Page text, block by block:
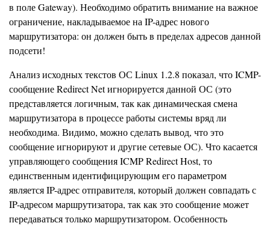
в поле Gateway). Необходимо обратить внимание на важное
ограничение, накладываемое на IP-адрес нового
маршрутизатора: он должен быть в пределах адресов данной
подсети!
Анализ исходных текстов ОС Linux 1.2.8 показал, что ICMP-
сообщение Redirect Net игнорируется данной ОС (это
представляется логичным, так как динамическая смена
маршрутизатора в процессе работы системы вряд ли
необходима. Видимо, можно сделать вывод, что это
сообщение игнорируют и другие сетевые ОС). Что касается
управляющего сообщения ICMP Redirect Host, то
единственным идентифицирующим его параметром
является IP-адрес отправителя, который должен совпадать с
IP-адресом маршрутизатора, так как это сообщение может
передаваться только маршрутизатором. Особенность